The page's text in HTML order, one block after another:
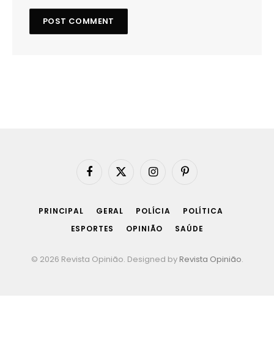
Facebook
X
InstagramPinterest
PRINCIPAL GERAL POLÍCIA
POLÍTICA
ESPORTES
OPINIÃO SAÚDE
© 2026 Revista Opinião. Designed by Revista Opinião.